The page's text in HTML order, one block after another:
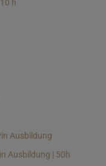
h
Ausbildung
Ausbildung | 50h